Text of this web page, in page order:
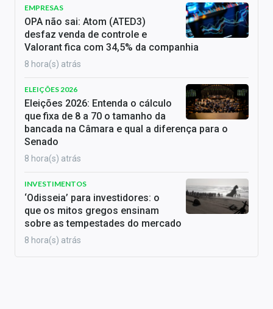
EMPRESAS
OPA não sai: Atom (ATED3)
desfaz venda de controle e
Valorant fica com 34,5% da companhia
8 hora(s) atrás
ELEIÇÕES 2026
Eleições 2026: Entenda o cálculo
que fixa de 8 a 70 o tamanho da
bancada na Câmara e qual a diferença para o
Senado
8 hora(s) atrás
INVESTIMENTOS
‘Odisseia’ para investidores: o
que os mitos gregos ensinam
sobre as tempestades do mercado
8 hora(s) atrás